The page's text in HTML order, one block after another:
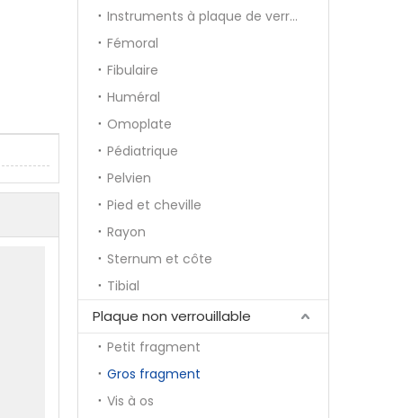
Instruments à plaque de verrouillage
Fémoral
Fibulaire
Huméral
Omoplate
Pédiatrique
Pelvien
Pied et cheville
Rayon
Sternum et côte
Tibial
Plaque non verrouillable
Petit fragment
Gros fragment
Vis à os